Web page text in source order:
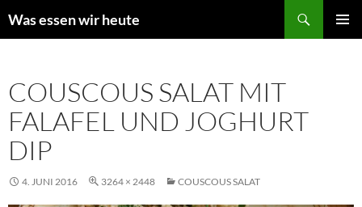
Inhalt
Was essen wir heute
COUSCOUS SALAT MIT
FALAFEL UND JOGHURT
DIP
4. JUNI 2016 3264 × 2448 COUSCOUS SALAT